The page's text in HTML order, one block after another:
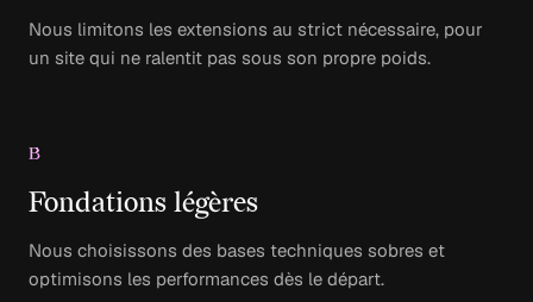
Nous limitons les extensions au strict nécessaire, pour
un site qui ne ralentit pas sous son propre poids.
B
Fondations légères
Nous choisissons des bases techniques sobres et
optimisons les performances dès le départ.